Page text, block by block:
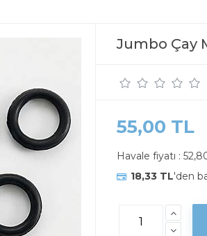
Jumbo Çay
55,00 TL
Havale fiyatı :
18,33 TL'den